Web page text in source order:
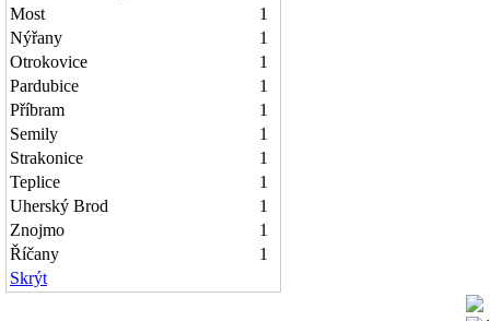
Most
1
Nýřany
1
Otrokovice
1
Pardubice
1
Příbram
1
Semily
1
Strakonice
1
Teplice
1
Uherský Brod
1
Znojmo
1
Říčany
1
Skrýt